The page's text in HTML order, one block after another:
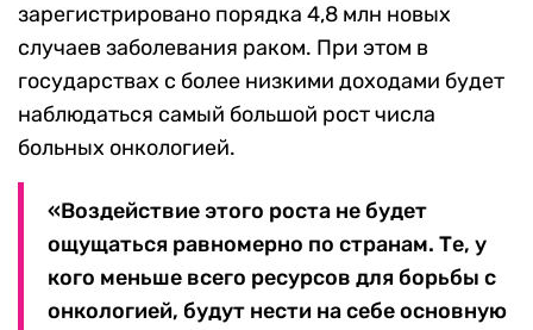
зарегистрировано порядка 4,8 млн новых
случаев заболевания раком. При этом в
государствах с более низкими доходами будет
наблюдаться самый большой рост числа
больных онкологией.
«Воздействие этого роста не будет
ощущаться равномерно по странам. Те, у
кого меньше всего ресурсов для борьбы с
онкологией, будут нести на себе основную